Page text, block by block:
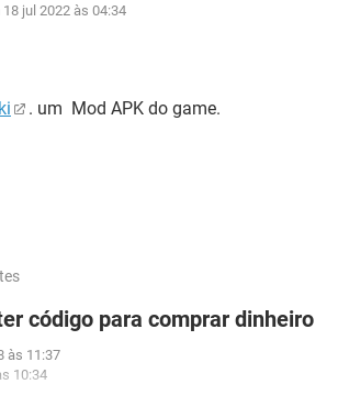
jul 2022 às 04:34
. um Mod APK do game.
código para comprar dinheiro
às 11:37
10:34